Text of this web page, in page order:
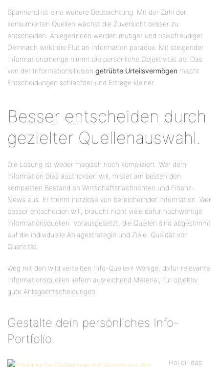
Spannend ist eine weitere Beobachtung. Mit der Zahl der
konsumierten Quellen wächst die Zuversicht besser zu
entscheiden. AnlegerInnen werden mutiger und risikofreudiger.
Demnach wirkt die Flut an Information paradox. Mit steigender
Informationsmenge nimmt die persönliche Objektivität ab. Das
von der Informationsillusion getrübte Urteilsvermögen macht
Entscheidungen schlechter und Erträge kleiner.
Besser entscheiden durch
gezielter Quellenauswahl.
Die Lösung ist weder magisch noch kompliziert. Wer dem
Information Bias austricksen will, mistet am besten den
kompletten Bestand an Wirtschaftsnachrichten und Finanz-
News aus. Er trennt nutzlose von bereichernder Information. Wer
besser entscheiden will, braucht nicht viele dafür hochwertige
Informationsquellen. Vorausgesetzt, die Quellen sind abgestimmt
auf die individuelle Anlagestrategie und Ziele. Qualität vor
Quantität.
Weg mit den wild verteilten Info-Quellen! Wenige, dafür relevante
Informationsquellen liefern ausreichend Material, für objektiv
gute Anlageentscheidungen.
Gestalte dein persönliches Info-
Portfolio.
Hol dir das